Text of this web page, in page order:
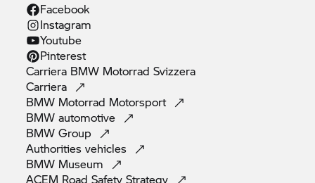
Facebook
Instagram
Youtube
Pinterest
Carriera BMW Motorrad Svizzera
Carriera
BMW Motorrad Motorsport
BMWautomotive
BMWGroup
Authoritiesvehicles
BMW Museum
ACEM Road SafetyStrategy